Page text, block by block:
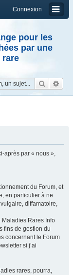
Connexion
pour les
par une
rare
après par « nous »,
du Forum, et
en particulier à ne
diffamatoire,
Maladies Rares Info
fins de gestion du
concernant le Forum
si j’ai
rares, pourra,